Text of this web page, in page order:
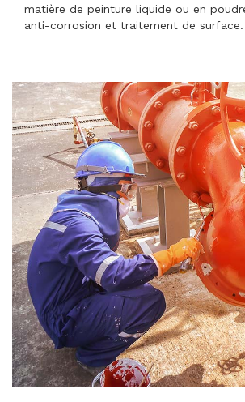
matière de peinture liquide ou en
anti-corrosion et traitement de surface.